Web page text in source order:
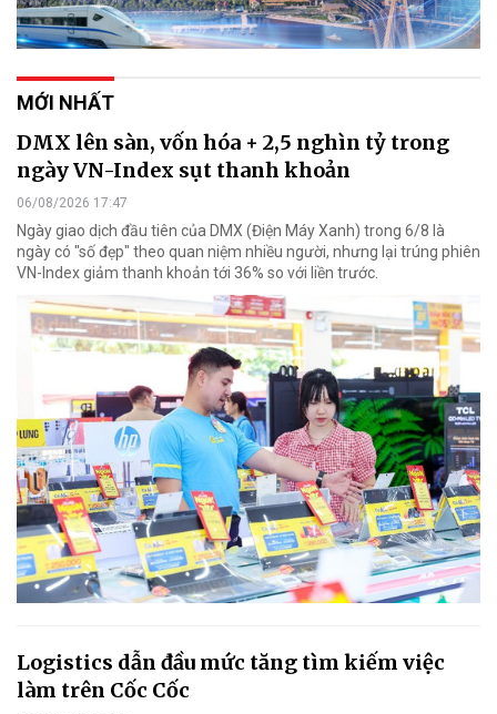
MỚI NHẤT
DMX lên sàn, vốn hóa + 2,5 nghìn tỷ trong
ngày VN-Index sụt thanh khoản
06/08/2026 17:47
Ngày giao dịch đầu tiên của DMX (Điện Máy Xanh) trong 6/8 là
ngày có "số đẹp" theo quan niệm nhiều người, nhưng lại trúng phiên
VN-Index giảm thanh khoản tới 36% so với liền trước.
Logistics dẫn đầu mức tăng tìm kiếm việc
làm trên Cốc Cốc